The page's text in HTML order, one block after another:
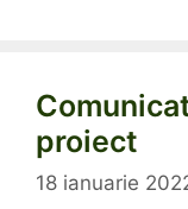
proiect
18 ianuarie